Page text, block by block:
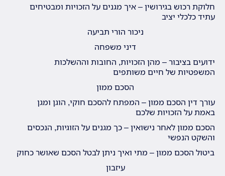
חלוקת רכוש בגירושין – איך מגנים על הזכויות ומבטיחים
עתיד כלכלי יציב
ניכור הורי תביעה
דיני משפחה
ידועים בציבור – מהן הזכויות, החובות וההשלכות
המשפטיות של חיים משותפים
הסכם ממון
עורך דין הסכם ממון – המפתח להסכם חוקי, הוגן ומגן
באמת על הזכויות שלכם
הסכם ממון לאחר נישואין – כך מגנים על הזוגיות, הנכסים
והשקט הנפשי
ביטול הסכם ממון – מתי ואיך ניתן לבטל הסכם שאושר כחוק
עיזבון